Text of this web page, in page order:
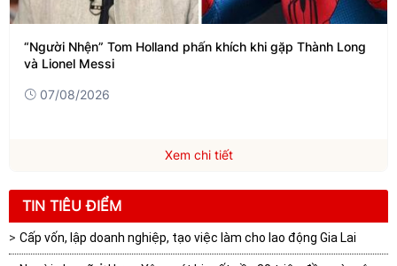
“Người Nhện” Tom Holland phấn khích khi gặp Thành Long
và Lionel Messi
07/08/2026
Xem chi tiết
TIN TIÊU ĐIỂM
Cấp vốn, lập doanh nghiệp, tạo việc làm cho lao động Gia Lai